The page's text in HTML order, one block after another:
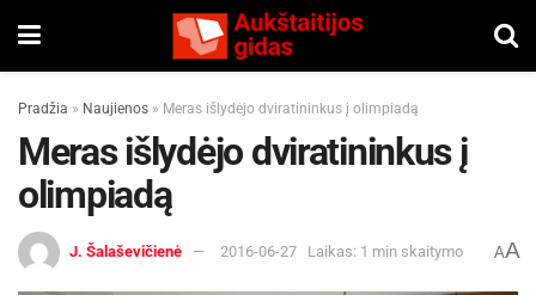
Pradžia » Naujienos » Meras išlydėjo dviratininkus į olimpiadą
Meras išlydėjo dviratininkus į
olimpiadą
J. Šalaševičienė 2016-06-27 Laikas: 1 min skaitymo AA